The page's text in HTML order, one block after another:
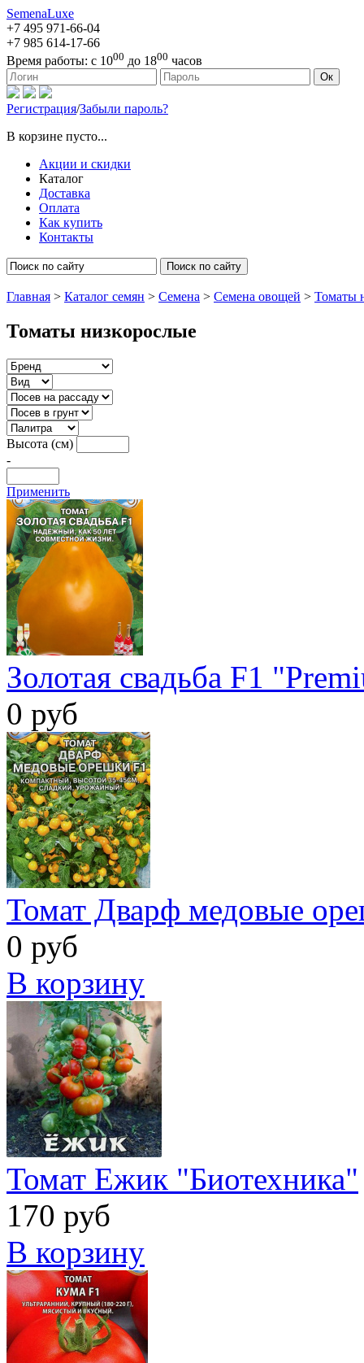
SemenaLuxe
+7 495 971-66-04
+7 985 614-17-66
Время работы: с 1000 до 1800 часов
127473, г. Москва, ул. Краснопролетарская, д. 16, стр. 1 Ок
Регистрация/Забыли пароль?
В корзине пусто...
Акции и скидки
Каталог
Доставка
Оплата
Как купить
Контакты
Поиск по сайту
Главная > Каталог семян > Семена > Семена овощей > Томаты
Томаты низкорослые
Высота (см)
-
Применить
Золотая свадьба F1
0 руб
Томат Дварф медовые
0 руб
В корзину
Томат Ежик "Биотехника"
170 руб
В корзину